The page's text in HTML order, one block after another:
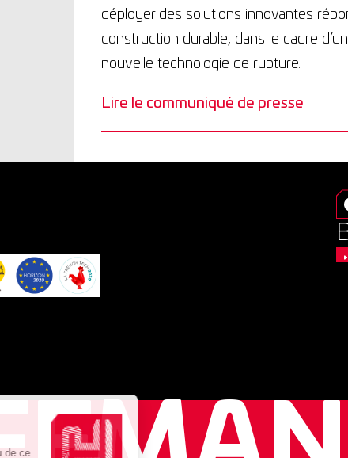
déployer des solutions innovantes
construction durable, dans le cadre
nouvelle technologie de rupture.
Lire le communiqué de presse